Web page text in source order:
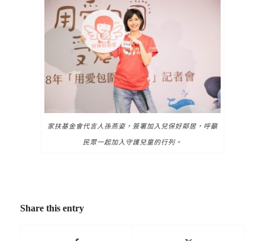
家扶基金會代言人孫燕姿，簽署加入兒保好鄰居，呼籲
民眾一起加入守護兒童的行列。
Share this entry